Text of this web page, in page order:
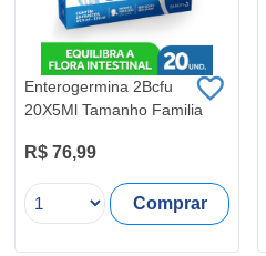
Enterogermina 2Bcfu
20X5Ml Tamanho Familia
R$ 76,99
Comprar